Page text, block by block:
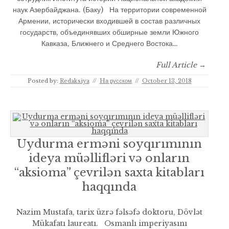
наук Азербайджана. (Баку) На территории современной
Армении, исторически входившей в состав различных
государств, объединявших обширные земли Южного
Кавказа, Ближнего и Среднего Востока…
Full Article →
Posted by: Redaksiya // Hа русском // October 13, 2018
Uydurma erməni soyqırımının
ideya müəllifləri və onların
“aksioma” çevrilən saxta kitabları
haqqında
Nazim Mustafa, tarix üzrə fəlsəfə doktoru, Dövlət
Mükafatı laureatı. Osmanlı imperiyasını